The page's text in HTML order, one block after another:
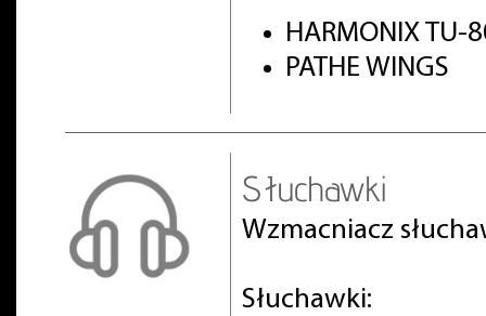
HARMONIX TU-
PATHE WINGS
Słuchawki
Wzmacniacz
Słuchawki: